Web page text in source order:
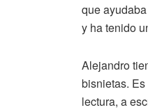
que
y ha tenido
Alejandro
bisnietas.
lectura, a